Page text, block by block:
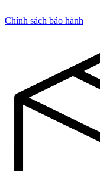
Chính sách bảo hành